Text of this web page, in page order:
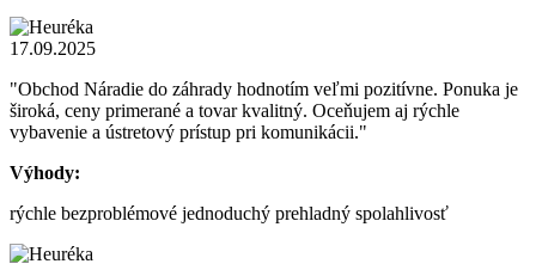
17.09.2025
"Obchod Náradie do záhrady hodnotím veľmi pozitívne. Ponuka je
široká, ceny primerané a tovar kvalitný. Oceňujem aj rýchle
vybavenie a ústretový prístup pri komunikácii."
Výhody:
rýchle bezproblémové jednoduchý prehladný spolahlivosť